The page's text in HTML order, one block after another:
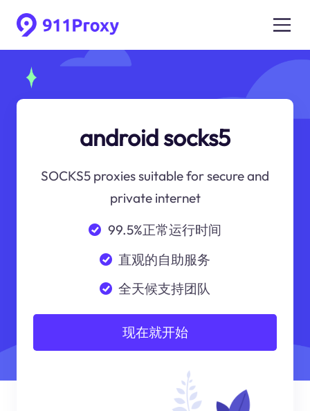
android socks5
SOCKS5 proxies suitable for secure and
private internet
99.5%正常运行时间
直观的自助服务
全天候支持团队
现在就开始